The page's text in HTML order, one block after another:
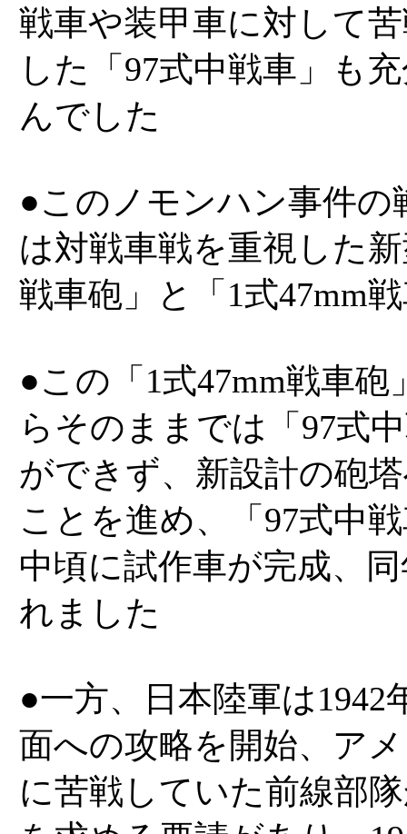
戦車や装甲車に対して
した「97式中戦車」も
んでした
●このノモンハン事件の
は対戦車戦を重視した
戦車砲」と「1式47mm
●この「1式47mm戦車
らそのままでは「97式
ができず、新設計の砲
ことを進め、「97式中
中頃に試作車が完成、
れました
●一方、日本陸軍は
面への攻略を開始、ア
に苦戦していた前線部